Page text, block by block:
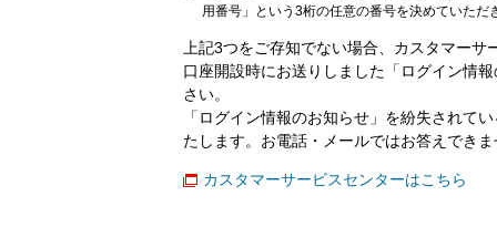
用番号」という3桁の任意の番号を決めていた
上記3つをご存知でない場合、カスタマー
口座開設時にお送りしました「ログイン情
さい。
「ログイン情報のお知らせ」を紛失されて
たします。お電話・メールではお答えでき
カスタマーサービスセンターはこちら